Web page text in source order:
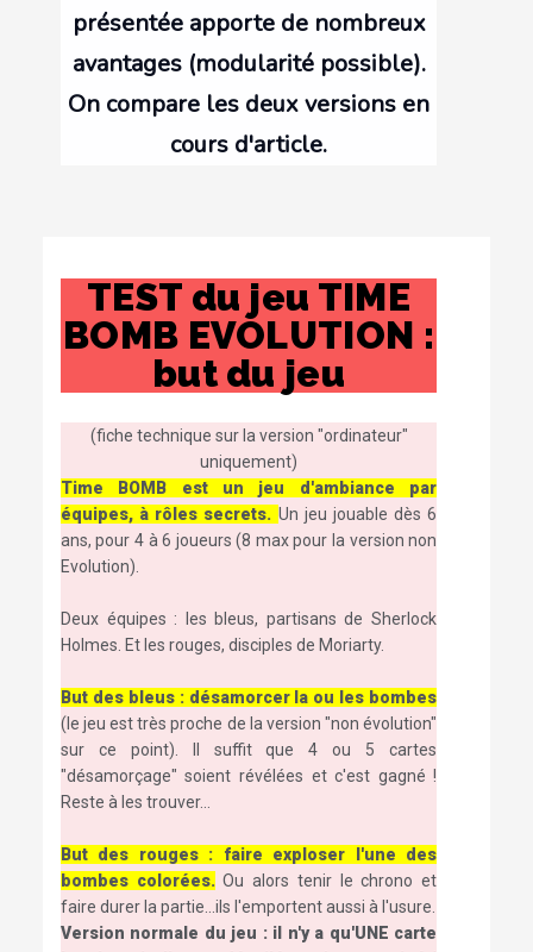
présentée apporte de nombreux
avantages (modularité possible).
On compare les deux versions en
cours d'article.
TEST du jeu TIME
BOMB EVOLUTION :
but du jeu
(fiche technique sur la version "ordinateur"
uniquement)
Time BOMB est un jeu d'ambiance par
équipes, à rôles secrets. Un jeu jouable dès 6
ans, pour 4 à 6 joueurs (8 max pour la version non
Evolution).
Deux équipes : les bleus, partisans de Sherlock
Holmes. Et les rouges, disciples de Moriarty.
But des bleus : désamorcer la ou les bombes
(le jeu est très proche de la version "non évolution"
sur ce point). Il suffit que 4 ou 5 cartes
"désamorçage" soient révélées et c'est gagné !
Reste à les trouver...
But des rouges : faire exploser l'une des
bombes colorées. Ou alors tenir le chrono et
faire durer la partie...ils l'emportent aussi à l'usure.
Version normale du jeu : il n'y a qu'UNE carte